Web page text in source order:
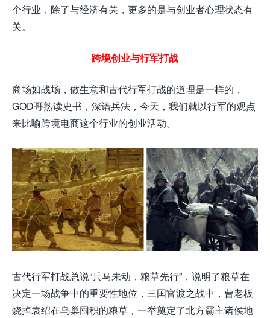
个行业，除了与经济有关，更多的是与创业者心理状态有
关。
跨境创业与行军打战
商场如战场，做生意和古代行军打战的道理是一样的，
GOD哥熟读史书，深谙兵法，今天，我们就以行军的观点
来比喻跨境电商这个行业的创业活动。
古代行军打战总说“兵马未动，粮草先行”，说明了粮草在
决定一场战争中的重要性地位，三国官渡之战中，曹老板
烧掉袁绍在乌巢囤积的粮草，一举奠定了北方霸主诸侯地